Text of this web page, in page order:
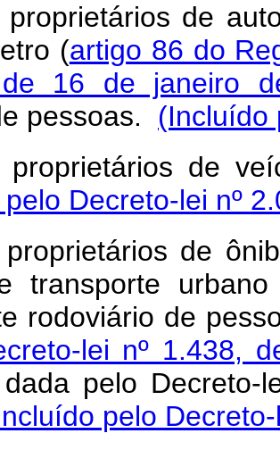
de
(artigo 86 do
16 de janeiro
pessoas. (Incluído
de
Decreto-lei nº
de
transporte
rodoviário de
lei nº 1.438,
pelo
pelo